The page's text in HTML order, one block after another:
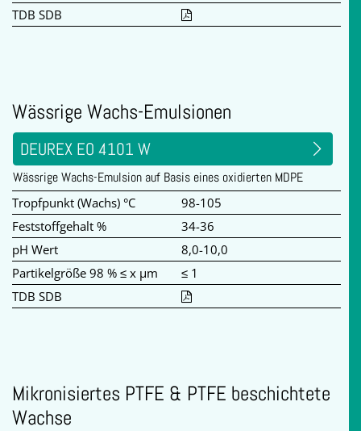
TDB SDB
Wässrige Wachs-Emulsionen
DEUREX EO 4101 W
Wässrige Wachs-Emulsion auf Basis eines oxidierten MDPE
Tropfpunkt (Wachs) °C
98-105
Feststoffgehalt %
34-36
pH Wert
8,0-10,0
Partikelgröße 98 % ≤ x µm
≤ 1
TDB SDB
Mikronisiertes PTFE & PTFE beschichtete
Wachse